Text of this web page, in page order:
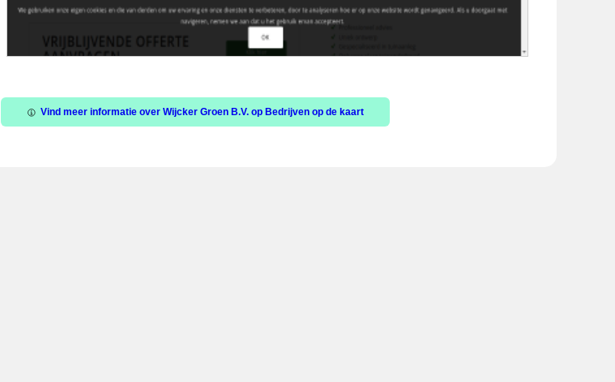
Vind meer informatie over Wijcker Groen B.V. op Bedrijven op de kaart